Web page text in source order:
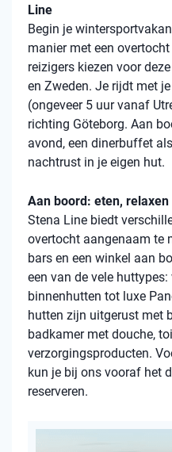
Line
Begin je
manier met een
reizigers kiezen voor
en Zweden. Je rijdt met
(ongeveer 5 uur vanaf
richting Göteborg. Aan
avond, een dinerbuffet
nachtrust in je eigen hut.
Aan boord: eten,
Stena Line biedt
overtocht aangenaam te
bars en een winkel aan
een van de vele
binnenhutten tot luxe
hutten zijn uitgerust met
badkamer met douche,
verzorgingsproducten.
kun je bij ons vooraf het
reserveren.